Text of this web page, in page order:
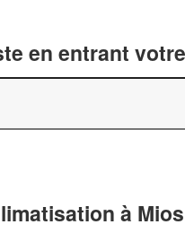
en entrant
à